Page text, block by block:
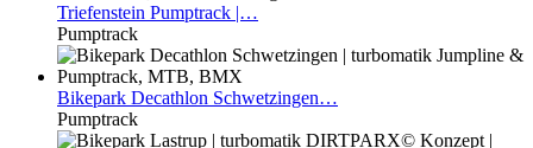
Triefenstein Pumptrack |…
Pumptrack
Bikepark Decathlon Schwetzingen…
Pumptrack